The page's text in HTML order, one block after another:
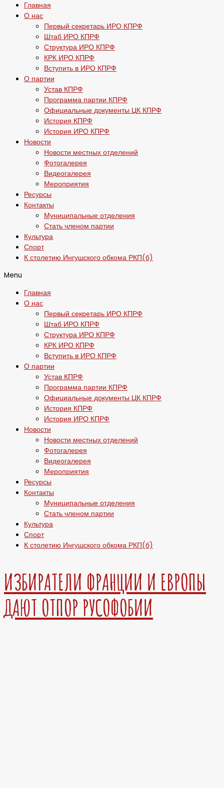
Главная
О нас
Первый секретарь ИРО КПРФ
Штаб ИРО КПРФ
Структура ИРО КПРФ
КРК ИРО КПРФ
Вступить в ИРО КПРФ
О партии
Устав КПРФ
Программа партии КПРФ
Официальные документы ЦК КПРФ
История КПРФ
История ИРО КПРФ
Новости
Новости местных отделений
Фотогалерея
Видеогалерея
Мероприятия
Ресурсы
Контакты
Муниципальные отделения
Стать членом партии
Культура
Спорт
К столетию Ингушского обкома РКП(б)
Menu
Главная
О нас
Первый секретарь ИРО КПРФ
Штаб ИРО КПРФ
Структура ИРО КПРФ
КРК ИРО КПРФ
Вступить в ИРО КПРФ
О партии
Устав КПРФ
Программа партии КПРФ
Официальные документы ЦК КПРФ
История КПРФ
История ИРО КПРФ
Новости
Новости местных отделений
Фотогалерея
Видеогалерея
Мероприятия
Ресурсы
Контакты
Муниципальные отделения
Стать членом партии
Культура
Спорт
К столетию Ингушского обкома РКП(б)
ИЗБИРАТЕЛИ ФРАНЦИИ И ЕВРОПЫ
ДАЮТ ОТПОР РУСОФОБИИ